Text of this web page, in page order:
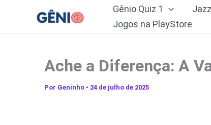
o
Gênio Quiz 1
Jogos na PlayStore
Ache a Diferença: A
Por Geninho • 24 de julho de 2025